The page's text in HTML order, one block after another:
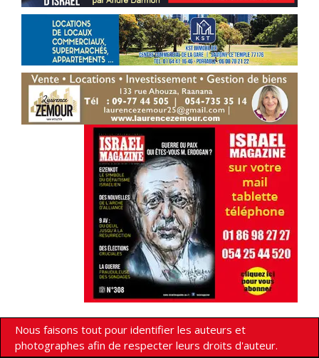
Nous faisons tout pour identifier les auteurs et
photographes afin de respecter leurs droits d'auteur.